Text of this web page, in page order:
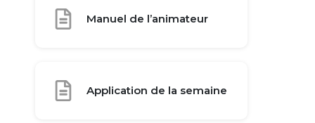
Manuel de l’animateur
Application de la semaine